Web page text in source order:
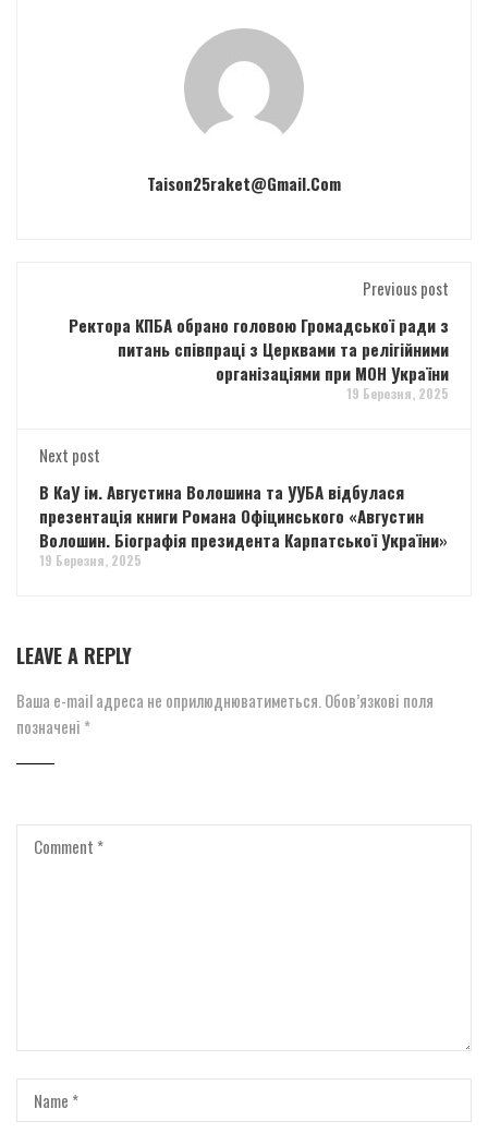
Taison25raket@gmail.com
Previous post
Ректора КПБА обрано головою Громадської ради з
питань співпраці з Церквами та релігійними
організаціями при МОН України
19 Березня, 2025
Next post
В КаУ ім. Августина Волошина та УУБА відбулася
презентація книги Романа Офіцинського «Августин
Волошин. Біографія президента Карпатської України»
19 Березня, 2025
LEAVE A REPLY
Ваша e-mail адреса не оприлюднюватиметься. Обов’язкові поля
позначені *